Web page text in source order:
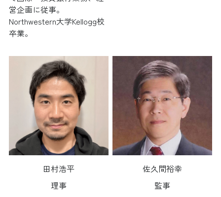
営企画に従事。
Northwestern大学Kellogg校
卒業。
田村浩平
理事
佐久間裕幸
監事